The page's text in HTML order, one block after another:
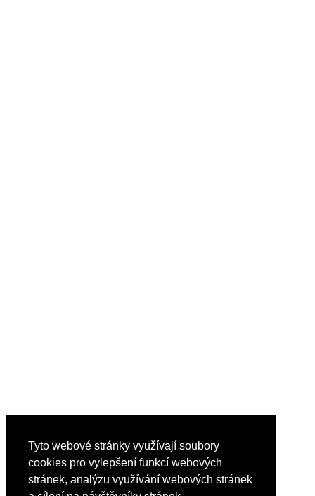
Tyto webové stránky využívají soubory
cookies pro vylepšení funkcí webových
stránek, analýzu využívání webových stránek